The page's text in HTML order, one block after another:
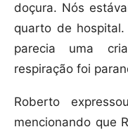
doçura. Nós
quarto de
parecia uma
respiração foi
Roberto
mencionando que